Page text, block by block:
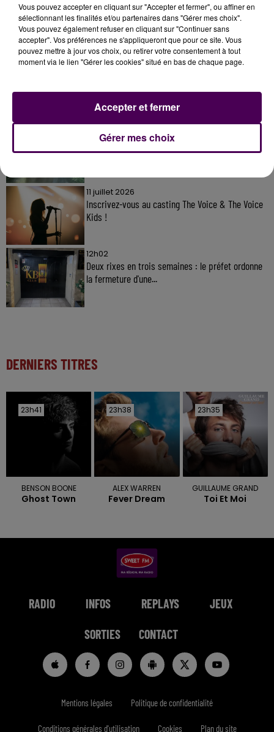
À LA UNE
Gagnez vos entrées à Terra Botanica !
11 juillet 2026
Inscrivez-vous au casting The Voice & The Voice
Kids !
12h02
Deux rixes en trois semaines : le préfet ordonne
la fermeture d'une...
DERNIERS TITRES
23h41
23h41
BENSON BOONE
Ghost Town
23h38
23h38
ALEX WARREN
Fever Dream
23h35
23h35
GUILLAUME GRAND
Toi Et Moi
RADIO INFOS REPLAYS JEUX
SORTIES CONTACT
Mentions légales Politique de confidentialité
Conditions générales d'utilisation Cookies Plan du site
Vous pouvez accepter en cliquant sur "Accepter et fermer", ou affiner en
sélectionnant les finalités et/ou partenaires dans "Gérer mes choix".
Vous pouvez également refuser en cliquant sur "Continuer sans
accepter". Vos préférences ne s'appliqueront que pour ce site. Vous
pouvez mettre à jour vos choix, ou retirer votre consentement à tout
moment via le lien "Gérer les cookies" situé en bas de chaque page.
Gérer mes choix
Accepter et fermer